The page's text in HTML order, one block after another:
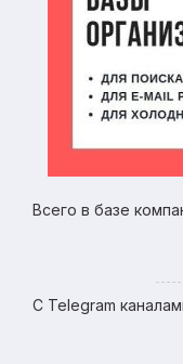
Всего в базе
С Telegram